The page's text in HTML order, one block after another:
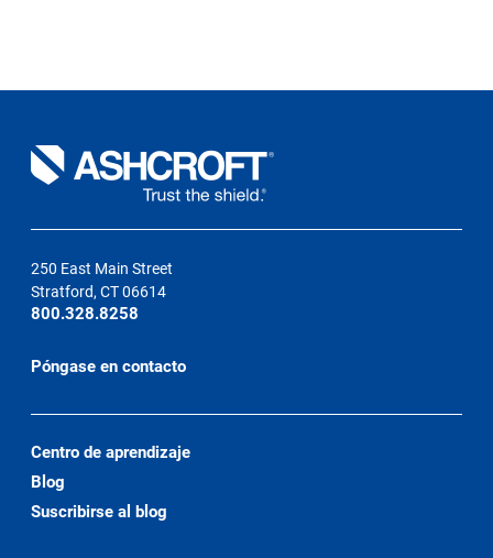
250 East Main Street
Stratford, CT 06614
800.328.8258
Póngase en contacto
Centro de aprendizaje
Blog
Suscribirse al blog